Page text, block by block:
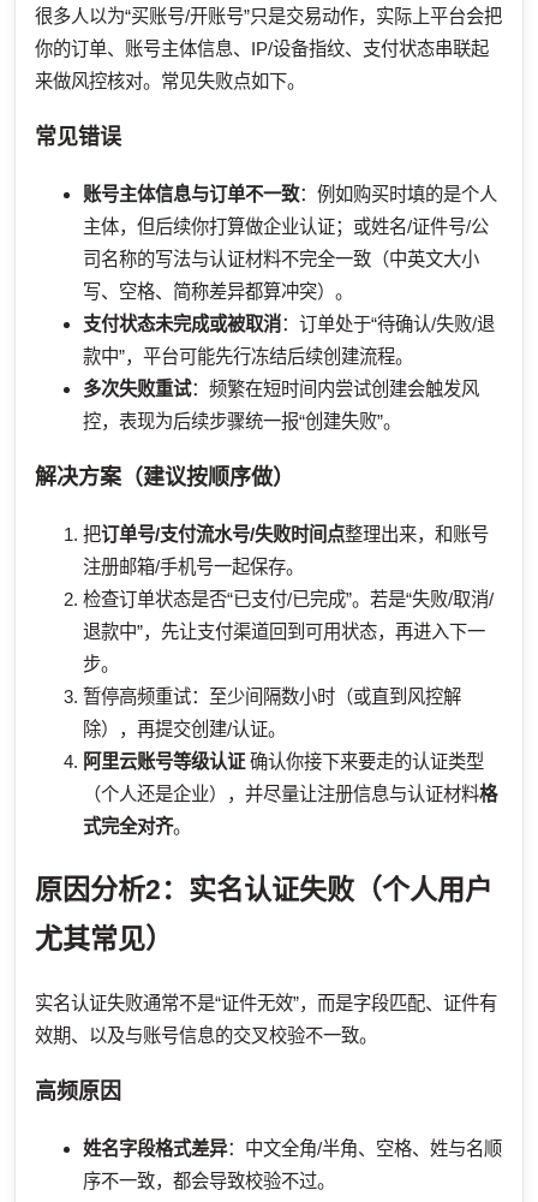
很多人以为“买账号/开账号”只是交易动作，实际上平台会把
你的订单、账号主体信息、IP/设备指纹、支付状态串联起
来做风控核对。常见失败点如下。
常见错误
账号主体信息与订单不一致：例如购买时填的是个人
主体，但后续你打算做企业认证；或姓名/证件号/公
司名称的写法与认证材料不完全一致（中英文大小
写、空格、简称差异都算冲突）。
支付状态未完成或被取消：订单处于“待确认/失败/退
款中”，平台可能先行冻结后续创建流程。
多次失败重试：频繁在短时间内尝试创建会触发风
控，表现为后续步骤统一报“创建失败”。
解决方案（建议按顺序做）
把订单号/支付流水号/失败时间点整理出来，和账号
注册邮箱/手机号一起保存。
检查订单状态是否“已支付/已完成”。若是“失败/取消/
退款中”，先让支付渠道回到可用状态，再进入下一
步。
暂停高频重试：至少间隔数小时（或直到风控解
除），再提交创建/认证。
阿里云账号等级认证 确认你接下来要走的认证类型
（个人还是企业），并尽量让注册信息与认证材料格
式完全对齐。
原因分析2：实名认证失败（个人用户
尤其常见）
实名认证失败通常不是“证件无效”，而是字段匹配、证件有
效期、以及与账号信息的交叉校验不一致。
高频原因
姓名字段格式差异：中文全角/半角、空格、姓与名顺
序不一致，都会导致校验不过。